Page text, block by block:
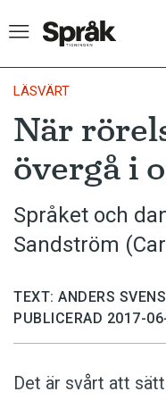
Hem
Artiklar
Krönikor
Språkfrågor
Bokrecensioner
Kviss
Podden
LÄSVÄRT
När
övergå i
Språket och
Sandström
TEXT: ANDERS
PUBLICERAD 2017-
Det är svårt att